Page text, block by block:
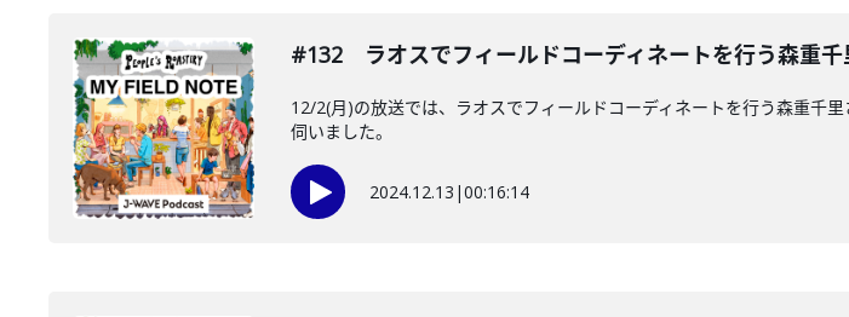
#132 ラオスでフィールドコーディネートを行う森重千
12/2(月)の放送では、ラオスでフィールドコーディネートを行う森重千
伺いました。
2024.12.13 |00:16:14